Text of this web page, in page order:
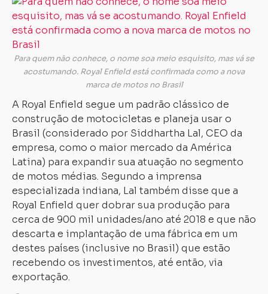
Para quem não conhece, o nome soa meio esquisito, mas vá se
acostumando. Royal Enfield está confirmada como a nova
marca de motos no Brasil
A Royal Enfield segue um padrão clássico de
construção de motocicletas e planeja usar o
Brasil (considerado por Siddhartha Lal, CEO da
empresa, como o maior mercado da América
Latina) para expandir sua atuação no segmento
de motos médias. Segundo a imprensa
especializada indiana, Lal também disse que a
Royal Enfield quer dobrar sua produção para
cerca de 900 mil unidades/ano até 2018 e que não
descarta e implantação de uma fábrica em um
destes países (inclusive no Brasil) que estão
recebendo os investimentos, até então, via
exportação.